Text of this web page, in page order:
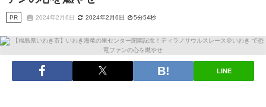
PR 2024年2月6日 2024年2月6日 5分54秒
LINE